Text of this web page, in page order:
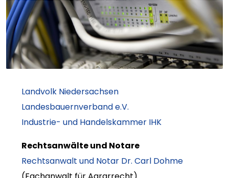
Landvolk Niedersachsen
Landesbauernverband e.V.
Industrie- und Handelskammer IHK
Rechtsanwälte und Notare
Rechtsanwalt und Notar Dr. Carl Dohme